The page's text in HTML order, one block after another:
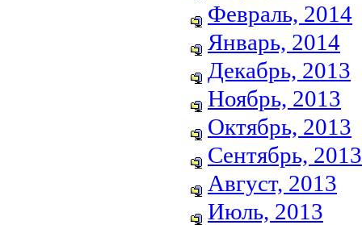
Февраль, 2014
Январь, 2014
Декабрь, 2013
Ноябрь, 2013
Октябрь, 2013
Сентябрь, 2013
Август, 2013
Июль, 2013